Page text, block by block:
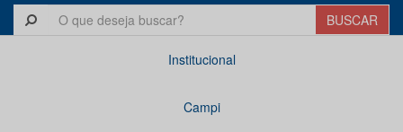
Institucional
Campi